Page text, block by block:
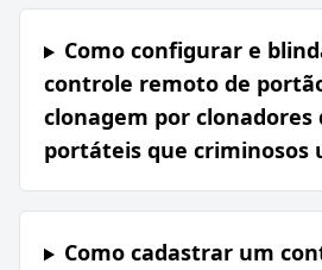
Como configurar e
controle remoto de
clonagem por clonadores
portáteis que criminosos
Como cadastrar um